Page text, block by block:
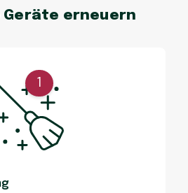
Geräte erneuern